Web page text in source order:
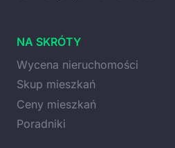
NA SKRÓTY
Wycena nieruchomości
Skup mieszkań
Ceny mieszkań
Poradniki